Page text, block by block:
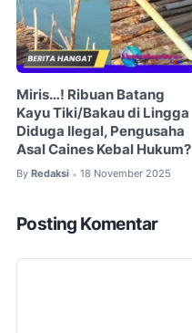
Miris…! Ribuan Batang
Kayu Tiki/Bakau di Lingga
Diduga Ilegal, Pengusaha
Asal Caines Kebal Hukum?
By Redaksi • 18 November 2025
Posting Komentar